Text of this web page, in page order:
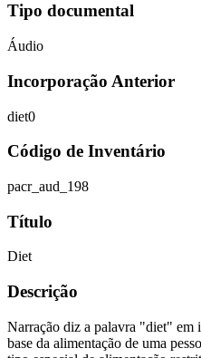
Tipo documental
Áudio
Incorporação Anterior
diet0
Código de Inventário
pacr_aud_198
Título
Diet
Descrição
Narração diz a palavra "diet" em
base da alimentação de uma